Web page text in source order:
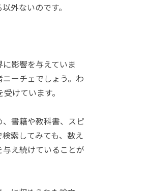
外ないのです。
影響を与えていま
ーチェでしょう。わ
けています。
書籍や教科書、スピ
索してみても、数え
え続けていることが